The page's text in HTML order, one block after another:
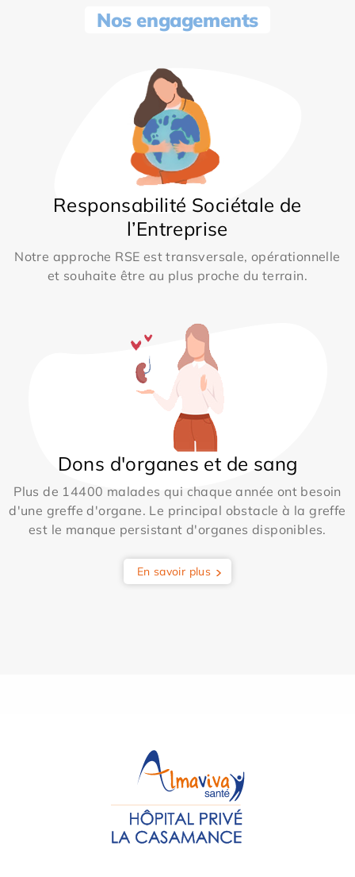
Nos engagements
Responsabilité Sociétale de
l’Entreprise
Notre approche RSE est transversale, opérationnelle
et souhaite être au plus proche du terrain.
Dons d'organes et de sang
Plus de 14400 malades qui chaque année ont besoin
d'une greffe d'organe. Le principal obstacle à la greffe
est le manque persistant d'organes disponibles.
En savoir plus